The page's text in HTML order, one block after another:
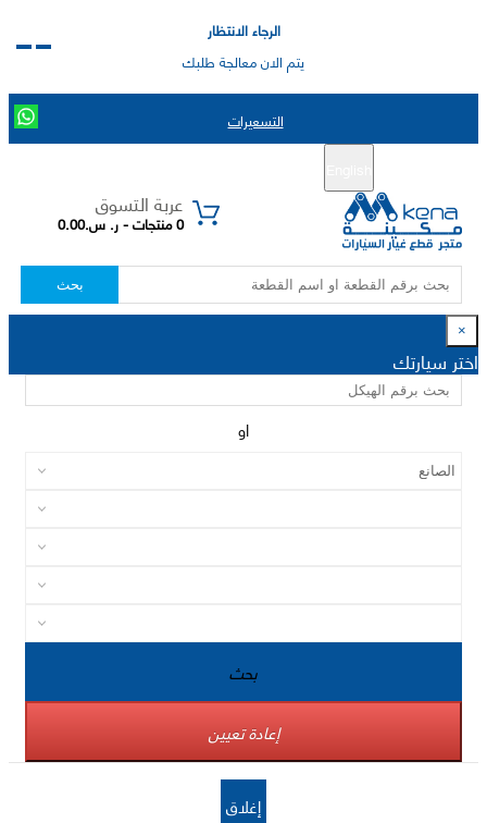
الرجاء الانتظار
يتم الان معالجة طلبك
التسعيرات
عربة التسوق
0 منتجات - ر. س.0.00
بحث
×
اختر سيارتك
او
بحث
إعادة تعيين
إغلاق